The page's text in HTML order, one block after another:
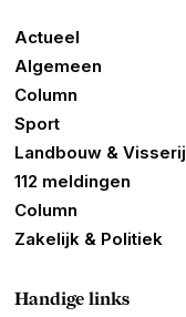
Actueel
Algemeen
Column
Sport
Landbouw & Visserij
112 meldingen
Column
Zakelijk & Politiek
Handige links